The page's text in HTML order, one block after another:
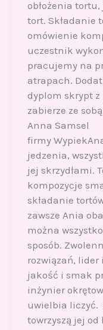
obłożenia
tort. Składanie
omówienie
uczestnik
pracujemy na
atrapach.
dyplom skrypt z
zabierze ze
Anna
firmy
jedzenia,
jej skrzydłami.
kompozycje
składanie
zawsze Ania
można
sposób.
rozwiązań, lider
jakość i smak
inżynier
uwielbia liczyć.
towrzyszą jej